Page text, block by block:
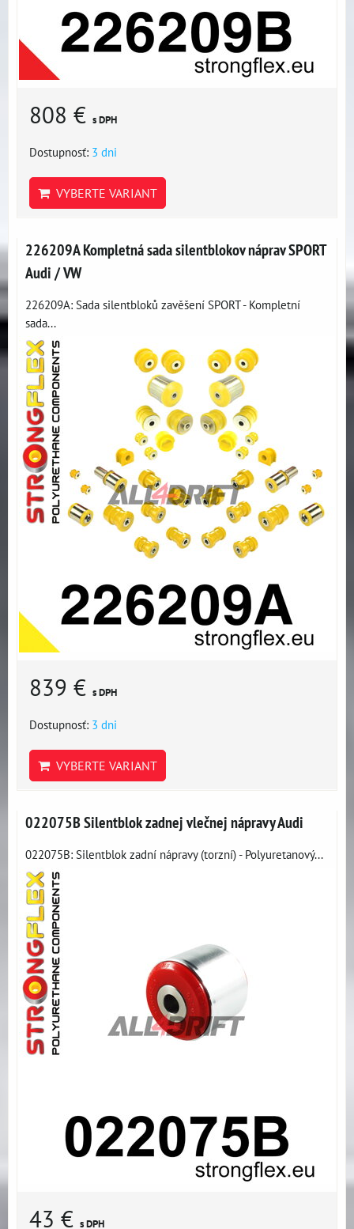
808 € s DPH
Dostupnosť: 3 dni
VYBERTE VARIANT
226209A Kompletná sada silentblokov náprav SPORT
Audi / VW
226209A: Sada silentbloků zavěšení SPORT - Kompletní
sada...
839 € s DPH
Dostupnosť: 3 dni
VYBERTE VARIANT
022075B Silentblok zadnej vlečnej nápravy Audi
022075B: Silentblok zadní nápravy (torzní) - Polyuretanový...
43 € s DPH